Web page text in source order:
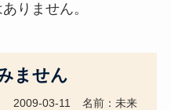
りません。
ません
2009-03-11 名前：未来